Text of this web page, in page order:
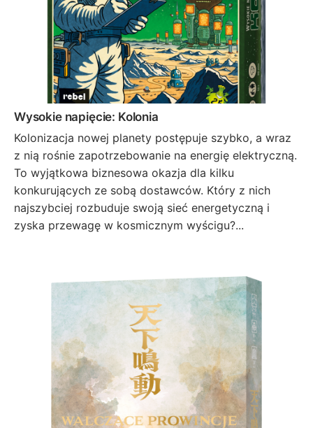
Wysokie napięcie: Kolonia
Kolonizacja nowej planety postępuje szybko, a wraz
z nią rośnie zapotrzebowanie na energię elektryczną.
To wyjątkowa biznesowa okazja dla kilku
konkurujących ze sobą dostawców. Który z nich
najszybciej rozbuduje swoją sieć energetyczną i
zyska przewagę w kosmicznym wyścigu?...